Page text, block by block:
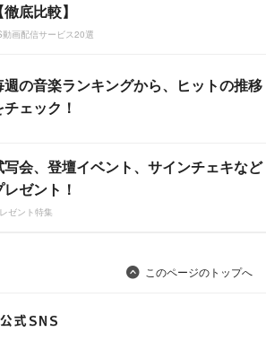
【徹底比較】
動画配信サービス20選
週の音楽ランキングから、ヒットの推移
チェック！
写会、登壇イベント、サインチェキなど
レゼント！
ゼント特集
このページのトップへ